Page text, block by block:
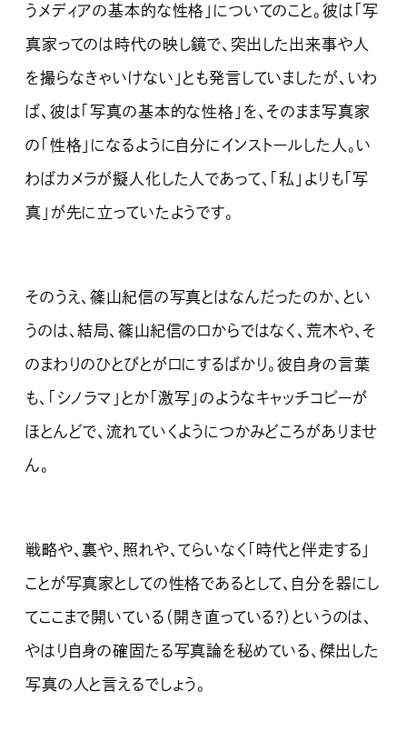
うメディアの基本的な性格」についてのこと。彼は「写
真家ってのは時代の映し鏡で、突出した出来事や人
を撮らなきゃいけない」とも発言していましたが、いわ
ば、彼は「写真の基本的な性格」を、そのまま写真家
の「性格」になるように自分にインストールした人。い
わばカメラが擬人化した人であって、「私」よりも「写
真」が先に立っていたようです。
そのうえ、篠山紀信の写真とはなんだったのか、とい
うのは、結局、篠山紀信の口からではなく、荒木や、そ
のまわりのひとびとが口にするばかり。彼自身の言葉
も、「シノラマ」とか「激写」のようなキャッチコピーが
ほとんどで、流れていくようにつかみどころがありませ
ん。
戦略や、裏や、照れや、てらいなく「時代と伴走する」
ことが写真家としての性格であるとして、自分を器にし
てここまで開いている（開き直っている？）というのは、
やはり自身の確固たる写真論を秘めている、傑出した
写真の人と言えるでしょう。